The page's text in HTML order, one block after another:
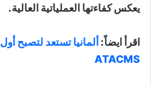
يعكس كفاءتها العملياتية العالية.
اقرأ ايضاً: ألمانيا تستعد لتصبح
ATACMS